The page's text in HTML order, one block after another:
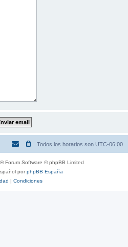
Todos los horarios son UTC-06:00
® Forum Software © phpBB Limited
porphpBB España
| Condiciones